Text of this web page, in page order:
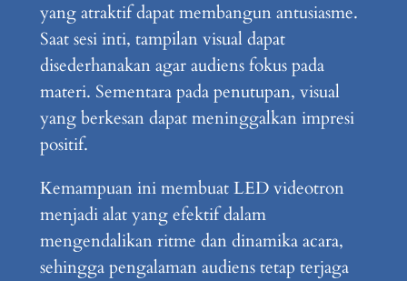
yang atraktif dapat membangun antusiasme.
Saat sesi inti, tampilan visual dapat
disederhanakan agar audiens fokus pada
materi. Sementara pada penutupan, visual
yang berkesan dapat meninggalkan impresi
positif.
Kemampuan ini membuat LED videotron
menjadi alat yang efektif dalam
mengendalikan ritme dan dinamika acara,
sehingga pengalaman audiens tetap terjaga